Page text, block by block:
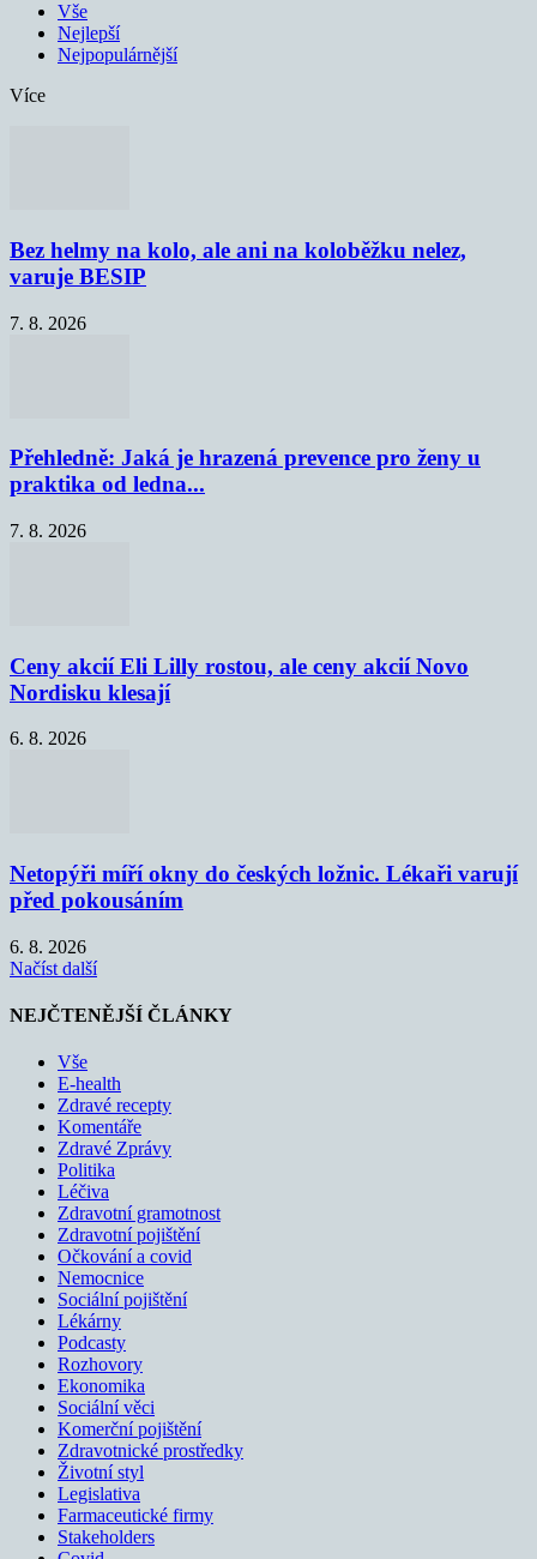
Vše
Nejlepší
Nejpopulárnější
Více
Bez helmy na kolo, ale ani na koloběžku nelez,
varuje BESIP
7. 8. 2026
Přehledně: Jaká je hrazená prevence pro ženy u
praktika od ledna...
7. 8. 2026
Ceny akcií Eli Lilly rostou, ale ceny akcií Novo
Nordisku klesají
6. 8. 2026
Netopýři míří okny do českých ložnic. Lékaři varují
před pokousáním
6. 8. 2026
Načíst další
NEJČTENĚJŠÍ ČLÁNKY
Vše
E-health
Zdravé recepty
Komentáře
Zdravé Zprávy
Politika
Léčiva
Zdravotní gramotnost
Zdravotní pojištění
Očkování a covid
Nemocnice
Sociální pojištění
Lékárny
Podcasty
Rozhovory
Ekonomika
Sociální věci
Komerční pojištění
Zdravotnické prostředky
Životní styl
Legislativa
Farmaceutické firmy
Stakeholders